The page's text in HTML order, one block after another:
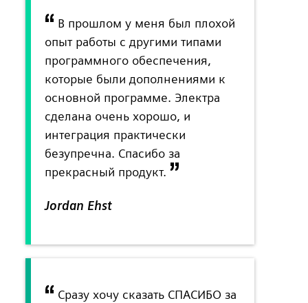
В прошлом у меня был плохой
опыт работы с другими типами
программного обеспечения,
которые были дополнениями к
основной программе. Электра
сделана очень хорошо, и
интеграция практически
безупречна. Спасибо за
прекрасный продукт.
Jordan Ehst
Сразу хочу сказать СПАСИБО за